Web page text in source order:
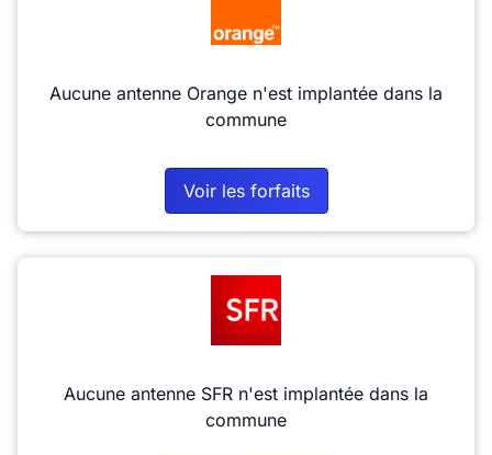
Aucune antenne Orange n'est implantée dans la
commune
Voir les forfaits
Aucune antenne SFR n'est implantée dans la
commune